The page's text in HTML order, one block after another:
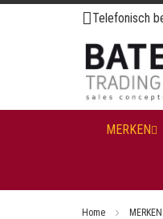
Ga
naar
de
inhoud
Telefonisch
MERKEN
Home MERKEN